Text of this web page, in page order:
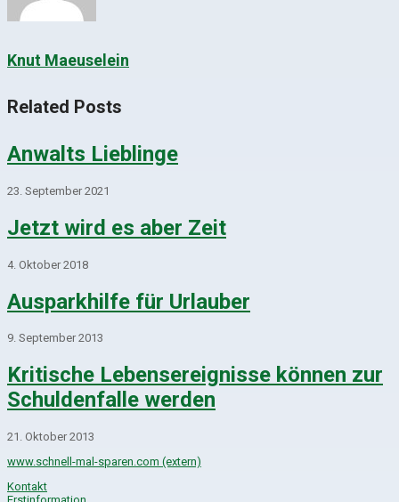
Knut Maeuselein
Related Posts
Anwalts Lieblinge
23. September 2021
Jetzt wird es aber Zeit
4. Oktober 2018
Ausparkhilfe für Urlauber
9. September 2013
Kritische Lebensereignisse können zur
Schuldenfalle werden
21. Oktober 2013
www.schnell-mal-sparen.com (extern)
Kontakt